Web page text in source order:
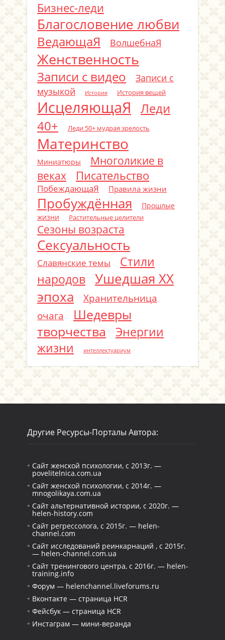
Бизнес-леди
Благословение любви
ВедающаЯ ВолшебнаЯ
Женственность
Записи с видео
Записи с
музыкой
История История вещей
ИсцеляющаЯ
Леди
40+
Леди 50+ мудрая зрелость
Материнство
Миниатюры
Многоликие в
веках
Писательство
ПобеждающаЯ Правила жизни
Пробуждённая
Прошлые
жизни
Растительные целители
Сезоны возраста
Сексуальность
Славянские темы
Стили
народов
Ушедшая ХХ
эпоха
Хранительница
очага
Шедевры
творчества
Энергии
жизни
интеллектуариум
Другие Ресурсы-Порталы Автора:
Сайт женской психологии, с 2013г. —
povelitelnica.com.ua
Сайт женской психологии, с 2014г. —
mnogolikaya.com.ua
Сайт альтернативной истории, с 2020г. —
helen-history.com
Сайт регрессолога, с 2015г. — helen-
channel.com
Сайт исследований реинкарнаций , с 2015г.
— helen-channel.com.ua
Сайт тренингового центра, с 2016г. — helen-
training.info
Форум — helenchannel.liveforums.ru
Вконтакте — страница HCR
Фейсбук — страница HCR
Инстаграм — мини-веранда